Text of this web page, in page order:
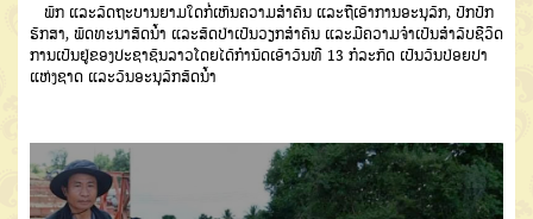
ພັກ ແລະລັດຖະບານຍາມໃດກໍ່ເຫັນຄວາມສໍາຄັນ ແລະຖືເອົາການອະນຸລັກ, ປົກປັກ
ຮັກສາ, ພັດທະນາສັດນໍ້າ ແລະສັດປ່າເປັນວຽກສຳຄັນ ແລະມີຄວາມຈໍາເປັນສໍາລັບຊີວິດ
ການເປັນຢູ່ຂອງປະຊາຊົນລາວໂດຍໄດ້ກຳນົດເອົາວັນທີ 13 ກໍລະກົດ ເປັນວັນປ່ອຍປາ
ແຫ່ງຊາດ ແລະວັນອະນຸລັກສັດນໍ້າ